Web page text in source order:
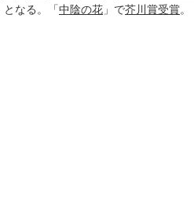
となる。「中陰の花 」で芥川賞受賞。